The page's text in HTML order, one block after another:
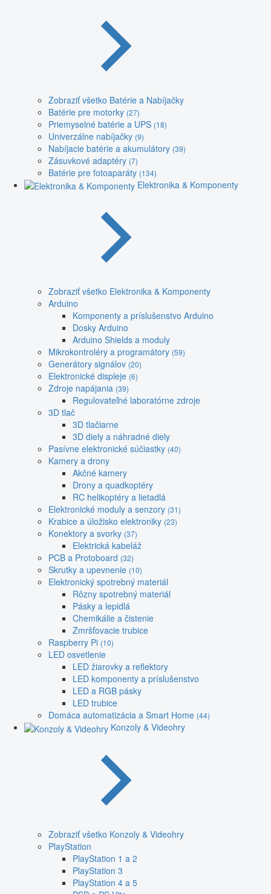
Zobraziť všetko Batérie a Nabíjačky
Batérie pre motorky (27)
Priemyselné batérie a UPS (18)
Univerzálne nabíjačky (9)
Nabíjacie batérie a akumulátory (39)
Zásuvkové adaptéry (7)
Batérie pre fotoaparáty (134)
Elektronika & Komponenty
Zobraziť všetko Elektronika & Komponenty
Arduino
Komponenty a príslušenstvo Arduino
Dosky Arduino
Arduino Shields a moduly
Mikrokontroléry a programátory (59)
Generátory signálov (20)
Elektronické displeje (6)
Zdroje napájania (39)
Regulovateľné laboratórne zdroje
3D tlač
3D tlačiarne
3D diely a náhradné diely
Pasívne elektronické súčiastky (40)
Kamery a drony
Akčné kamery
Drony a quadkoptéry
RC helikoptéry a lietadlá
Elektronické moduly a senzory (31)
Krabice a úložisko elektroniky (23)
Konektory a svorky (37)
Elektrická kabeláž
PCB a Protoboard (32)
Skrutky a upevnenie (10)
Elektronický spotrebný materiál
Rôzny spotrebný materiál
Pásky a lepidlá
Chemikálie a čistenie
Zmršťovacie trubice
Raspberry Pi (10)
LED osvetlenie
LED žiarovky a reflektory
LED komponenty a príslušenstvo
LED a RGB pásky
LED trubice
Domáca automatizácia a Smart Home (44)
Konzoly & Videohry
Zobraziť všetko Konzoly & Videohry
PlayStation
PlayStation 1 a 2
PlayStation 3
PlayStation 4 a 5